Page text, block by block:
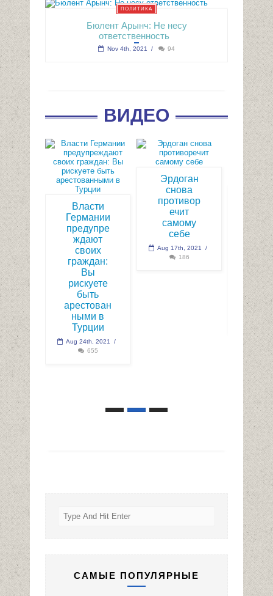
ПОЛИТИКА
Бюлент Арынч: Не несу
ответственность
Nov 4th, 2021 / 94
ВИДЕО
в
за
2021 /
Власти
Германии
предупре
ждают
своих
граждан:
Вы
рискуете
быть
арестован
ными в
Турции
Aug 24th, 2021
/
655
Эрдоган
снова
противор
ечит
самому
себе
Aug 17th, 2021
/
186
Jul
САМЫЕ ПОПУЛЯРНЫЕ